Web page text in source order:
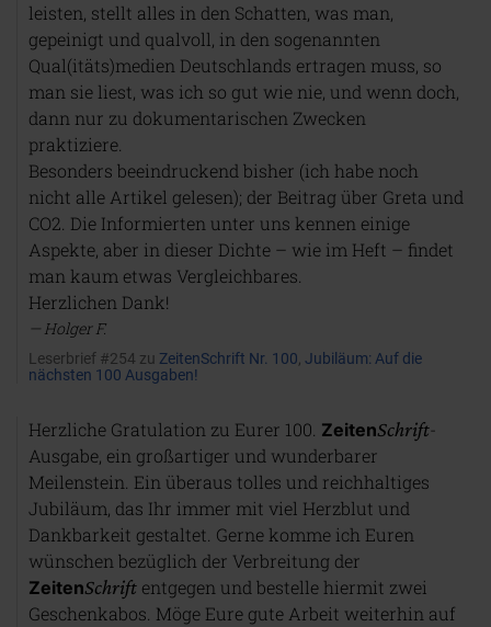
leisten, stellt alles in den Schatten, was man,
gepeinigt und qualvoll, in den sogenannten
Qual(itäts)medien Deutschlands ertragen muss, so
man sie liest, was ich so gut wie nie, und wenn doch,
dann nur zu dokumentarischen Zwecken
praktiziere.
Besonders beeindruckend bisher (ich habe noch
nicht alle Artikel gelesen); der Beitrag über Greta und
CO2. Die Informierten unter uns kennen einige
Aspekte, aber in dieser Dichte – wie im Heft – findet
man kaum etwas Vergleichbares.
Herzlichen Dank!
Holger F.
Leserbrief #254 zu ZeitenSchrift Nr. 100, Jubiläum: Auf die
nächsten 100 Ausgaben!
Herzliche Gratulation zu Eurer 100. ZeitenSchrift-
Ausgabe, ein großartiger und wunderbarer
Meilenstein. Ein überaus tolles und reichhaltiges
Jubiläum, das Ihr immer mit viel Herzblut und
Dankbarkeit gestaltet. Gerne komme ich Euren
wünschen bezüglich der Verbreitung der
ZeitenSchrift entgegen und bestelle hiermit zwei
Geschenkabos. Möge Eure gute Arbeit weiterhin auf